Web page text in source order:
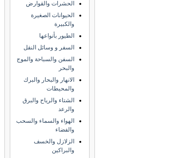
الحشرات والقوارض
الحيوانات الصغيرة
والكبيرة
الطيور بأنواعها
السفر و وسائل النقل
السفن والسباحة والموج
والبحر
الانهار والبحار والبرك
والمحيطات
الشتاء والرياح والبرق
والرعد
الهواء والسماء والسحب
والفضاء
الزلازل والخسف
والبراكين